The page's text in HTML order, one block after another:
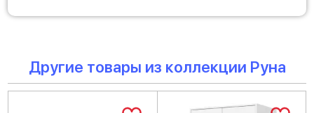
Другие товары из коллекции Руна